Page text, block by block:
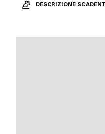
DESCRIZIONE